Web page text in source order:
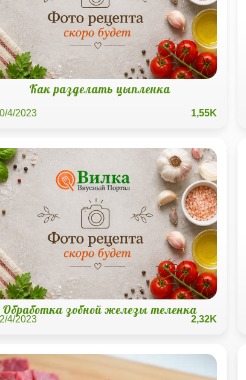
Как разделать цыпленка
4/2023 1,55K
Обработка зобной железы теленка
4/2023 2,32K